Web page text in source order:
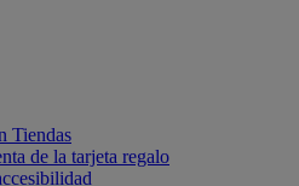
Tiendas
de la tarjeta regalo